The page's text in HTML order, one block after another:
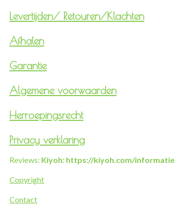
Levertijden/ Retouren/Klachten
Afhalen
Garantie
Algemene voorwaarden
Herroepingsrecht
Privacy verklaring
Reviews: Kiyoh: https://kiyoh.com/
Copyright
Contact